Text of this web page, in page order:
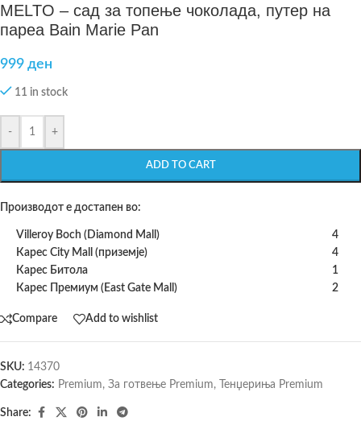
MELTO – сад за топење чоколада, путер на
пареа Bain Marie Pan
999 ден
11 in stock
- +
ADD TO CART
Производот е достапен во:
Villeroy Boch (Diamond Mall)
4
Карес City Mall (приземје)
4
Карес Битола
1
Карес Премиум (East Gate Mall)
2
Compare Add to wishlist
SKU: 14370
Categories: Premium, За готвење Premium, Тенџериња Premium
Share: